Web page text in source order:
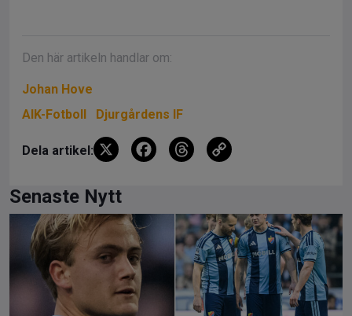
Den här artikeln handlar om:
Johan Hove
AIK-Fotboll
Djurgårdens IF
Dela artikel: X
F
o
k
T
a
d
s
Li
n
k
Senaste Nytt